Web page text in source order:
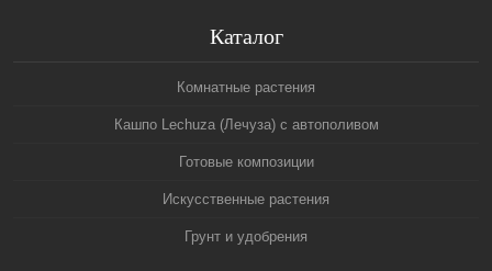
Каталог
Комнатные растения
Кашпо Lechuza (Лечуза) с автополивом
Готовые композиции
Искусственные растения
Грунт и удобрения